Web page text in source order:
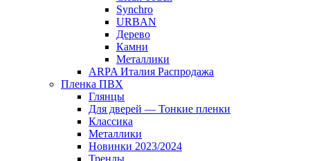
Synchro
URBAN
Дерево
Камни
Металлики
ARPA Италия Распродажа
Пленка ПВХ
Глянцы
Для дверей — Тонкие пленки
Классика
Металлики
Новинки 2023/2024
Тренды